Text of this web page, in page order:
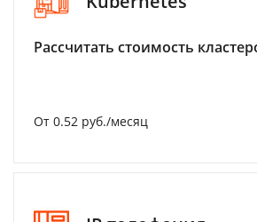
Рассчитать стоимость
От 0.52 руб./месяц